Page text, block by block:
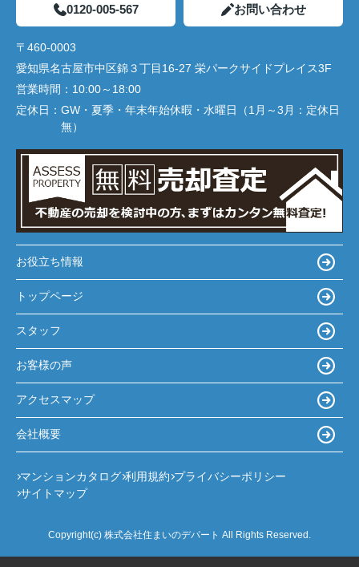
0120-005-567 お問い合わせ
〒460-0003
愛知県名古屋市中区錦３丁目16-27 栄パークサイドプレイス3F
営業時間： 10:00～18:00
定休日： GW・夏季・年末年始休暇・水曜日（1月～3月：定休日
無）
お役立ち情報
トップページ
スタッフ
お客様の声
アクセスマップ
会社概要
マンションカタログ 利用規約 プライバシーポリシー
サイトマップ
Copyright(c) 株式会社住まいのデパート All Rights Reserved.